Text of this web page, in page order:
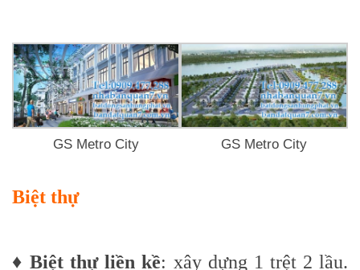
GS Metro City GS Metro City
Biệt thự
♦Biệt thự liền kề: xây dựng 1 trệt 2 lầu.